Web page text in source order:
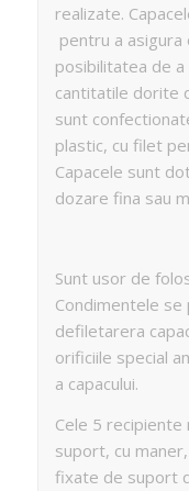
realizate.
pentru a asigura
posibilitatea de
cantitatile dorite
sunt
plastic, cu filet
Capacele sunt
dozare fina sau
Sunt usor de
Condimentele
defiletarera
orificiile special
a capacului.
Cele 5
suport, cu
fixate de suport